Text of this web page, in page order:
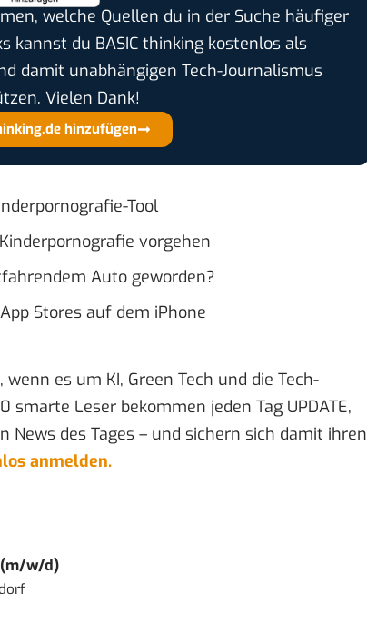
welche Quellen du in der Suche häufiger
kannst du BASIC thinking kostenlos als
damit unabhängigen Tech-Journalismus
Vielen Dank!
hinzufügen
Tool
vorgehen
Auto geworden?
Stores auf dem iPhone
, wenn es um KI, Green Tech und die Tech-
Leser bekommen jeden Tag UPDATE,
des Tages – und sichern sich damit ihren
anmelden.
(m/w/d)